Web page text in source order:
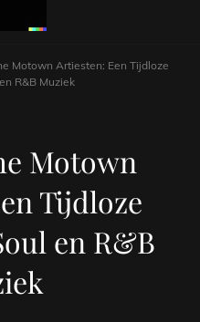
Motown Artiesten: Een Tijdloze
R&B Muziek
Motown
Tijdloze
en R&B